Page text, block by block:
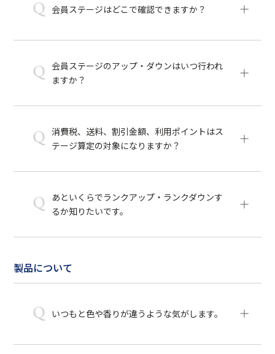
Q 会員ステージはどこで確認できますか？
Q 会員ステージのアップ・ダウンはいつ行われ
ますか？
Q 消費税、送料、割引金額、利用ポイントはス
テージ算定の対象になりますか？
Q
あといくらでランクアップ・ランクダウンす
るか知りたいです。
製品について
Q いつもと色や香りが違うような気がします。